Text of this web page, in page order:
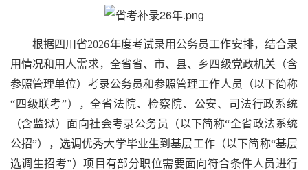
根据四川省2026年度考试录用公务员工作安排，结合录
用情况和用人需求，全省省、市、县、乡四级党政机关（含
参照管理单位）考录公务员和参照管理工作人员（以下简称
“四级联考”），全省法院、检察院、公安、司法行政系统
（含监狱）面向社会考录公务员（以下简称“全省政法系统
公招”），选调优秀大学毕业生到基层工作（以下简称“基层
选调生招考”）项目有部分职位需要面向符合条件人员进行